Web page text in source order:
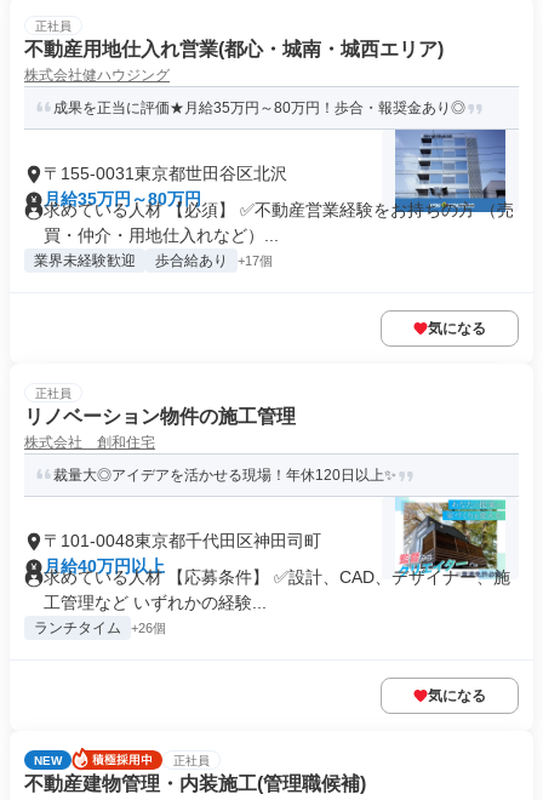
正社員
不動産用地仕入れ営業(都心・城南・城西エリア)
株式会社健ハウジング
成果を正当に評価★月給35万円～80万円！歩合・報奨金あり◎
〒155-0031東京都世田谷区北沢
月給35万円～80万円
求めている人材 【必須】 ✅不動産営業経験をお持ちの方 （売
買・仲介・用地仕入れなど）...
業界未経験歓迎 歩合給あり +17個
気になる
正社員
リノベーション物件の施工管理
株式会社 創和住宅
裁量大◎アイデアを活かせる現場！年休120日以上✨
〒101-0048東京都千代田区神田司町
月給40万円以上
求めている人材 【応募条件】 ✅設計、CAD、デザイナー、施
工管理など いずれかの経験...
ランチタイム +26個
気になる
NEW 正社員
不動産建物管理・内装施工(管理職候補)